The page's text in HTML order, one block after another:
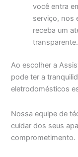
você entra
serviço, nos
receba um
transparente.
Ao escolher a
pode ter a
eletrodomésticos
Nossa equipe de
cuidar dos seus
comprometimento.